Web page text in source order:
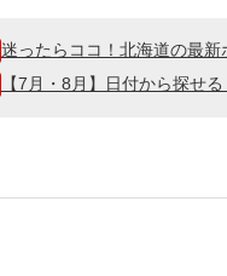
迷ったらココ！北海道の最
【7月・8月】日付から探せ